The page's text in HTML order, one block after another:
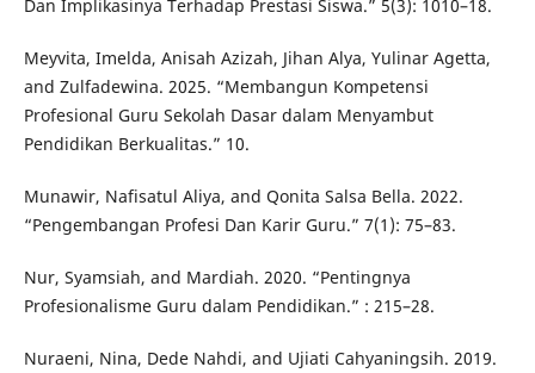
Dan Implikasinya Terhadap Prestasi Siswa.” 5(3): 1010–18.
Meyvita, Imelda, Anisah Azizah, Jihan Alya, Yulinar Agetta,
and Zulfadewina. 2025. “Membangun Kompetensi
Profesional Guru Sekolah Dasar dalam Menyambut
Pendidikan Berkualitas.” 10.
Munawir, Nafisatul Aliya, and Qonita Salsa Bella. 2022.
“Pengembangan Profesi Dan Karir Guru.” 7(1): 75–83.
Nur, Syamsiah, and Mardiah. 2020. “Pentingnya
Profesionalisme Guru dalam Pendidikan.” : 215–28.
Nuraeni, Nina, Dede Nahdi, and Ujiati Cahyaningsih. 2019.